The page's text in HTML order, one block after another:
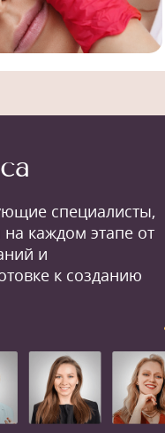
специалисты,
каждом этапе от
и
к созданию